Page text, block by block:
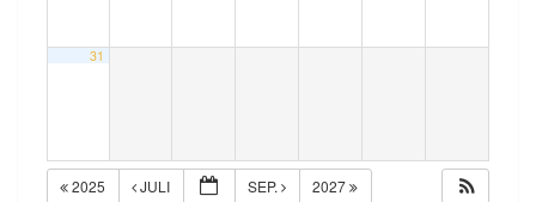
31
2025 JULI SEP. 2027